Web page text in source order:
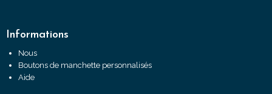
Informations
Nous
Boutons de manchette personnalisés
Aide